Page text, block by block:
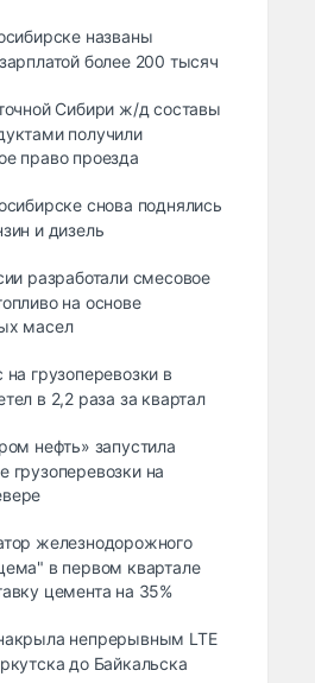
названы
более 200 тысяч
Сибири ж/д составы
получили
право проезда
снова поднялись
и дизель
разработали смесовое
на основе
масел
на грузоперевозки в
в 2,2 раза за квартал
нефть» запустила
грузоперевозки на
железнодорожного
в первом квартале
цемента на 35%
непрерывным LTE
до Байкальска